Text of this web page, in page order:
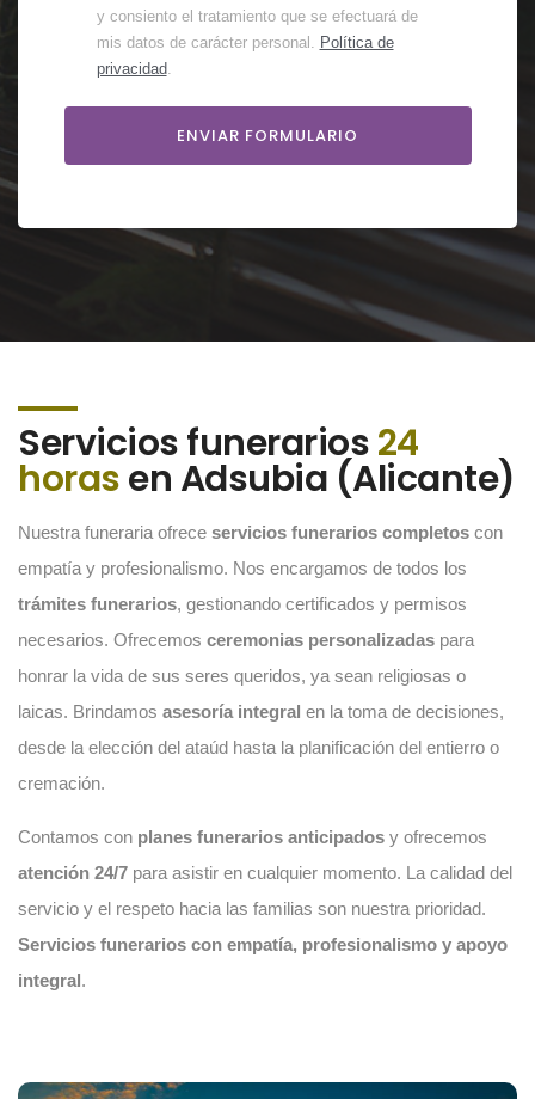
y consiento el tratamiento que se efectuará de
mis datos de carácter personal. Política de
privacidad.
Servicios funerarios24
horasen Adsubia (Alicante)
Nuestra funeraria ofrece servicios funerarios completos con
empatía y profesionalismo. Nos encargamos de todos los
trámites funerarios, gestionando certificados y permisos
necesarios. Ofrecemos ceremonias personalizadas para
honrar la vida de sus seres queridos, ya sean religiosas o
laicas. Brindamos asesoría integral en la toma de decisiones,
desde la elección del ataúd hasta la planificación del entierro o
cremación.
Contamos con planes funerarios anticipados y ofrecemos
atención 24/7 para asistir en cualquier momento. La calidad del
servicio y el respeto hacia las familias son nuestra prioridad.
Servicios funerarios con empatía, profesionalismo y apoyo
integral.